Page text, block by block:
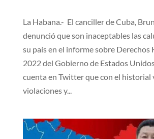
La Habana.- El canciller de Cuba,
denunció que son inaceptables las
su país en el informe sobre Derechos
2022 del Gobierno de Estados
cuenta en Twitter que con el historial
violaciones y...